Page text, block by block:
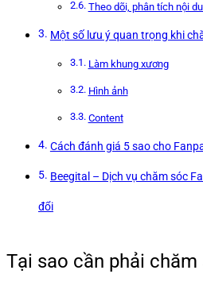
Theo dõi, phân tích nội
Một số lưu ý quan trọng khi
Làm khung xương
Hình ảnh
Content
Cách đánh giá 5 sao cho
Beegital – Dịch vụ chăm sóc
đổi
Tại sao cần phải